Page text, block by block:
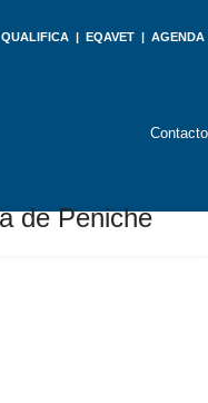
QUALIFICA | EQAVET | AGENDA